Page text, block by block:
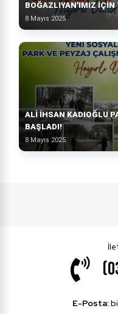
BOĞAZLIYAN'IMIZ İÇİN
8 Mayıs 2025
ALI İHSAN KADIOĞLU
BAŞLADI!
8 Mayıs 2025
E-Posta: